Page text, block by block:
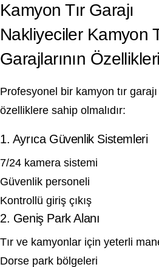
Kamyon Tır Garajı
Nakliyeciler Kamyon
Garajlarının Özellikleri
Profesyonel bir kamyon tır
özelliklere sahip olmalıdır:
1. Ayrıca Güvenlik Sistemleri
7/24 kamera sistemi
Güvenlik personeli
Kontrollü giriş çıkış
2. Geniş Park Alanı
Tır ve kamyonlar için yeterli
Dorse park bölgeleri